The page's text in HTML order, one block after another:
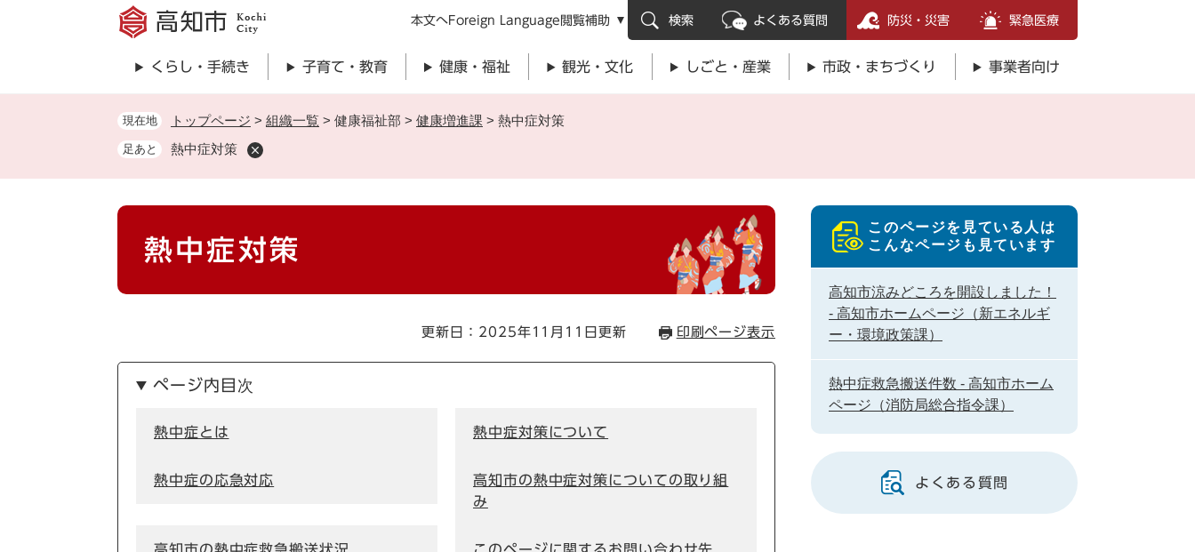
先
。
メニューを飛ばして本文へ
本文へForeign Language 閲覧補助 検索 よくある質問 防災・災害 緊急医療
くらし・手続き 子育て・教育 健康・福祉 観光・文化 しごと・産業 市政・まちづくり 事業者向け
現在地 トップページ > 組織一覧 > 健康福祉部 > 健康増進課 > 熱中症対策
足あと 熱中症対策
本
熱中症対策
更新日：2025年11月11日更新 印刷ページ表示
ページ内目次
熱中症とは 熱中症対策について
熱中症の応急対応
高知市の熱中症対策についての取り組
み
このページを見ている人は
こんなページも見ています
高知市涼みどころを開設しました！
- 高知市ホームページ（新エネルギ
ー・環境政策課）
熱中症救急搬送件数 - 高知市ホーム
ページ（消防局総合指令課）
よくある質問